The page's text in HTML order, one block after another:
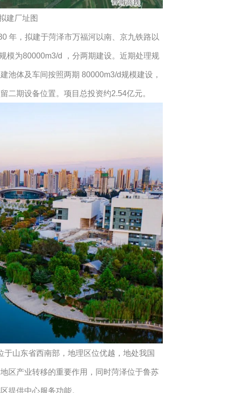
建厂址图
，拟建于菏泽市万福河以南、京九铁路以
模为80000m3/d ，分两期建设。近期处理规
池体及车间按照两期 80000m3/d规模建设，
二期设备位置。项目总投资约2.54亿元。
山东省西南部，地理区位优越，地处我国
区产业转移的重要作用，同时菏泽位于鲁苏
提供中心服务功能。